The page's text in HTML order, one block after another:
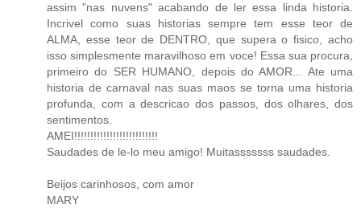
assim "nas nuvens" acabando de ler essa linda historia.
Incrivel como suas historias sempre tem esse teor de
ALMA, esse teor de DENTRO, que supera o fisico, acho
isso simplesmente maravilhoso em voce! Essa sua procura,
primeiro do SER HUMANO, depois do AMOR... Ate uma
historia de carnaval nas suas maos se torna uma historia
profunda, com a descricao dos passos, dos olhares, dos
sentimentos.
AMEI!!!!!!!!!!!!!!!!!!!!!!!!!!
Saudades de le-lo meu amigo! Muitasssssss saudades.
Beijos carinhosos, com amor
MARY